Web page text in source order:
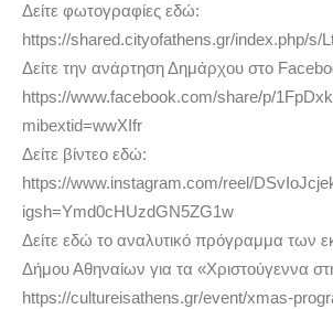
Δείτε φωτογραφίες εδώ:
https://shared.cityofathens.gr/index.php/s/
Δείτε την ανάρτηση Δημάρχου στο
https://www.facebook.com/share/p/
mibextid=wwXIfr
Δείτε βίντεο εδώ:
https://www.instagram.com/reel/
igsh=Ymd0cHUzdGN5ZG1w
Δείτε εδώ το αναλυτικό πρόγραμμα των
Δήμου Αθηναίων για τα «Χριστούγεννα
https://cultureisathens.gr/event/xmas-